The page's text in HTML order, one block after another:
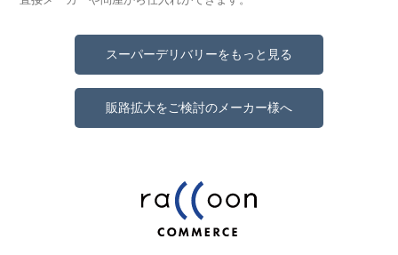
スーパーデリバリーをもっと見る
販路拡大をご検討のメーカー様へ